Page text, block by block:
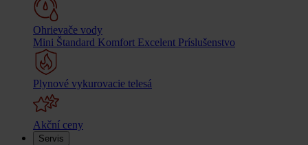
Ohrievače vody
Mini Štandard Komfort Excelent Príslušenstvo
Plynové vykurovacie telesá
Akční ceny
Servis